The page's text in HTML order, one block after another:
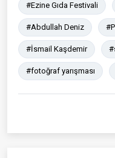
#Ezine Gıda Festivali
#Abdullah Deniz
#İsmail Kaşdemir
#fotoğraf yarışması